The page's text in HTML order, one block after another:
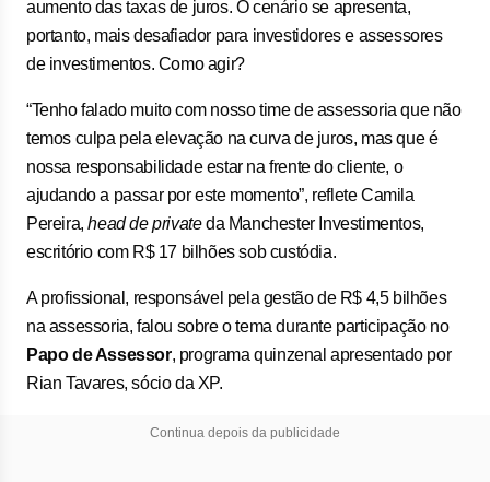
aumento das taxas de juros. O cenário se apresenta,
portanto, mais desafiador para investidores e assessores
de investimentos. Como agir?
“Tenho falado muito com nosso time de assessoria que não
temos culpa pela elevação na curva de juros, mas que é
nossa responsabilidade estar na frente do cliente, o
ajudando a passar por este momento”, reflete Camila
Pereira,head de privateda Manchester Investimentos,
escritório com R$ 17 bilhões sob custódia.
A profissional, responsável pela gestão de R$ 4,5 bilhões
na assessoria, falou sobre o tema durante participação no
Papo de Assessor, programa quinzenal apresentado por
Rian Tavares, sócio da XP.
Continua depois da publicidade